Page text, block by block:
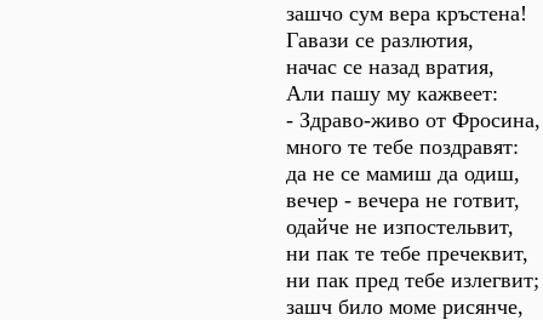
зашчо сум вера кръстена!
Гавази се разлютия,
начас се назад вратия,
Али пашу му кажвеет:
- Здраво-живо от Фросина,
много те тебе поздравят:
да не се мамиш да одиш,
вечер - вечера не готвит,
одайче не изпостельвит,
ни пак те тебе пречеквит,
ни пак пред тебе излегвит;
зашч било моме рисянче,